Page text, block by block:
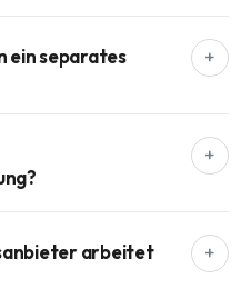
ein separates
+
+
arbeitet
+